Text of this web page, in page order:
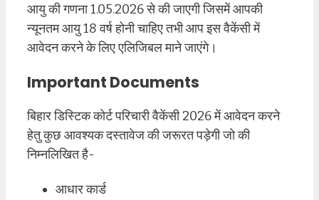
आयु की गणना 1.05.2026 से की जाएगी जिसमें आपकी
न्यूनतम आयु 18 वर्ष होनी चाहिए तभी आप इस वैकेंसी में
आवेदन करने के लिए एलिजिबल माने जाएंगे।
Important Documents
बिहार डिस्टिक कोर्ट परिचारी वैकेंसी 2026 में आवेदन करने
हेतु कुछ आवश्यक दस्तावेज की जरूरत पड़ेगी जो की
निम्नलिखित है-
आधार कार्ड